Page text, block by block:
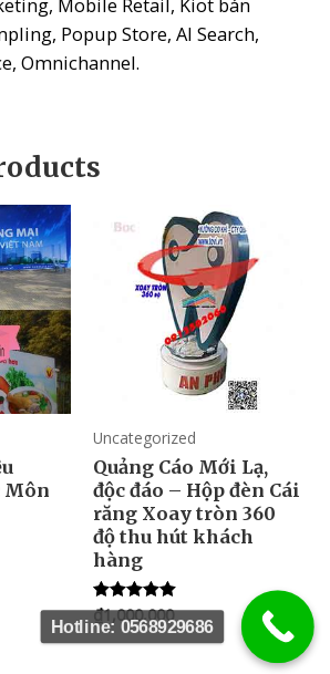
Mobile Retail, Kiot bán
Popup Store, AI Search,
Omnichannel.
Môn
Uncategorized
Quảng Cáo Mới Lạ,
độc đáo – Hộp đèn Cái
răng Xoay tròn 360
độ thu hút khách
hàng
Rated
5.00
out of 5
₫1,000,000
Hotline: 0568929686